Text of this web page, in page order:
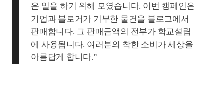
은 일을 하기 위해 모였습니다. 이번 캠페인은
기업과 블로거가 기부한 물건을 블로그에서
판매합니다. 그 판매금액의 전부가 학교설립
에 사용됩니다. 여러분의 착한 소비가 세상을
아름답게 합니다.”